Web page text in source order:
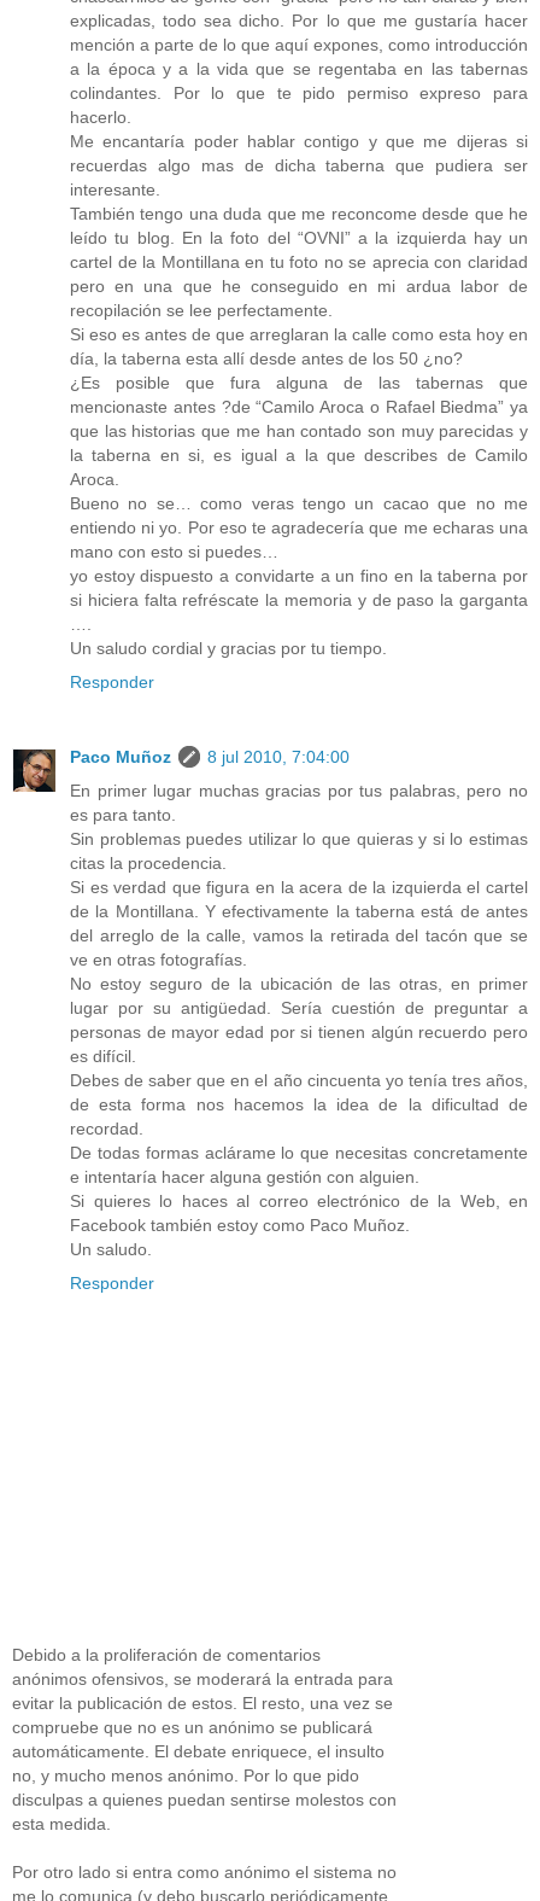
explicadas, todo sea dicho. Por lo que me gustaría hacer
mención a parte de lo que aquí expones, como introducción
a la época y a la vida que se regentaba en las tabernas
colindantes. Por lo que te pido permiso expreso para
hacerlo.
Me encantaría poder hablar contigo y que me dijeras si
recuerdas algo mas de dicha taberna que pudiera ser
interesante.
También tengo una duda que me reconcome desde que he
leído tu blog. En la foto del “OVNI” a la izquierda hay un
cartel de la Montillana en tu foto no se aprecia con claridad
pero en una que he conseguido en mi ardua labor de
recopilación se lee perfectamente.
Si eso es antes de que arreglaran la calle como esta hoy en
día, la taberna esta allí desde antes de los 50 ¿no?
¿Es posible que fura alguna de las tabernas que
mencionaste antes ?de “Camilo Aroca o Rafael Biedma” ya
que las historias que me han contado son muy parecidas y
la taberna en si, es igual a la que describes de Camilo
Aroca.
Bueno no se… como veras tengo un cacao que no me
entiendo ni yo. Por eso te agradecería que me echaras una
mano con esto si puedes…
yo estoy dispuesto a convidarte a un fino en la taberna por
si hiciera falta refréscate la memoria y de paso la garganta
Un saludo cordial y gracias por tu tiempo.
Responder
Paco Muñoz
8 jul 2010, 7:04:00
En primer lugar muchas gracias por tus palabras, pero no
es para tanto.
Sin problemas puedes utilizar lo que quieras y si lo estimas
citas la procedencia.
Si es verdad que figura en la acera de la izquierda el cartel
de la Montillana. Y efectivamente la taberna está de antes
del arreglo de la calle, vamos la retirada del tacón que se
ve en otras fotografías.
No estoy seguro de la ubicación de las otras, en primer
lugar por su antigüedad. Sería cuestión de preguntar a
personas de mayor edad por si tienen algún recuerdo pero
es difícil.
Debes de saber que en el año cincuenta yo tenía tres años,
de esta forma nos hacemos la idea de la dificultad de
recordad.
De todas formas aclárame lo que necesitas concretamente
e intentaría hacer alguna gestión con alguien.
Si quieres lo haces al correo electrónico de la Web, en
Facebook también estoy como Paco Muñoz.
Un saludo.
Responder
Debido a la proliferación de comentarios
anónimos ofensivos, se moderará la entrada para
evitar la publicación de estos. El resto, una vez se
compruebe que no es un anónimo se publicará
automáticamente. El debate enriquece, el insulto
no, y mucho menos anónimo. Por lo que pido
disculpas a quienes puedan sentirse molestos con
esta medida.
Por otro lado si entra como anónimo el sistema no
me lo comunica (y debo buscarlo periódicamente